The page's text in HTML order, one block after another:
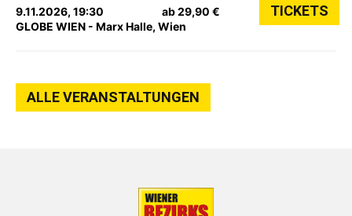
9.11.2026, 19:30
GLOBE WIEN - Marx Halle, Wien
ab 29,90 € TICKETS
ALLE VERANSTALTUNGEN